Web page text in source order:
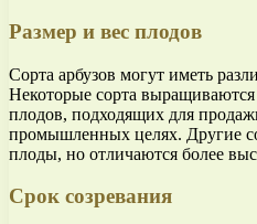
Размер и вес плодов
Сорта арбузов могут иметь
Некоторые сорта
плодов, подходящих для
промышленных целях. Другие
плоды, но отличаются более
Срок созревания